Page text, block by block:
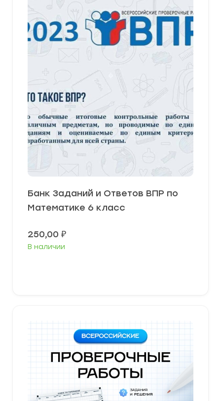
Банк Заданий и Ответов ВПР по
Математике 6 класс
250,00 ₽
В наличии